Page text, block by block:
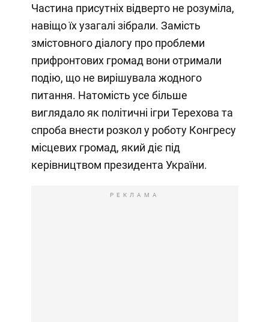
Частина присутніх відверто не розуміла,
навіщо їх узагалі зібрали. Замість
змістовного діалогу про проблеми
прифронтових громад вони отримали
подію, що не вирішувала жодного
питання. Натомість усе більше
виглядало як політичні ігри Терехова та
спроба внести розкол у роботу Конгресу
місцевих громад, який діє під
керівництвом президента України.
РЕКЛАМА